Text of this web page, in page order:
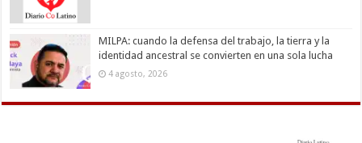
MILPA: cuando la defensa del trabajo, la tierra y la
identidad ancestral se convierten en una sola lucha
4 agosto, 2026